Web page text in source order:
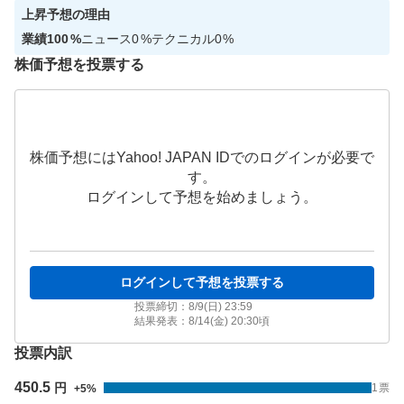
上昇予想の理由
業績100%ニュース0%テクニカル0%
株価予想を投票する
株価予想にはYahoo! JAPAN IDでのログインが必要で
す。
ログインして予想を始めましょう。
ログインして予想を投票する
投票締切： 8/9(日) 23:59
結果発表： 8/14(金) 20:30頃
投票内訳
450.5 円 +5% 1 票